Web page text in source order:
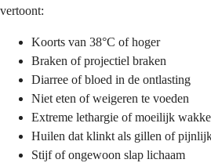
vertoont:
Koorts van 38°C of hoger
Braken of projectiel braken
Diarree of bloed in de ontlasting
Niet eten of weigeren te voeden
Extreme lethargie of moeilijk
Huilen dat klinkt als gillen of
Stijf of ongewoon slap lichaam